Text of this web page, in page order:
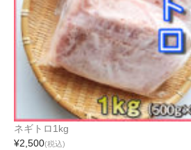
ネギトロ1kg
¥2,500(税込)